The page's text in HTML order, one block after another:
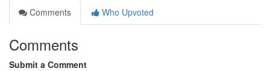
Comments
Who Upvoted
Comments
Submit a Comment